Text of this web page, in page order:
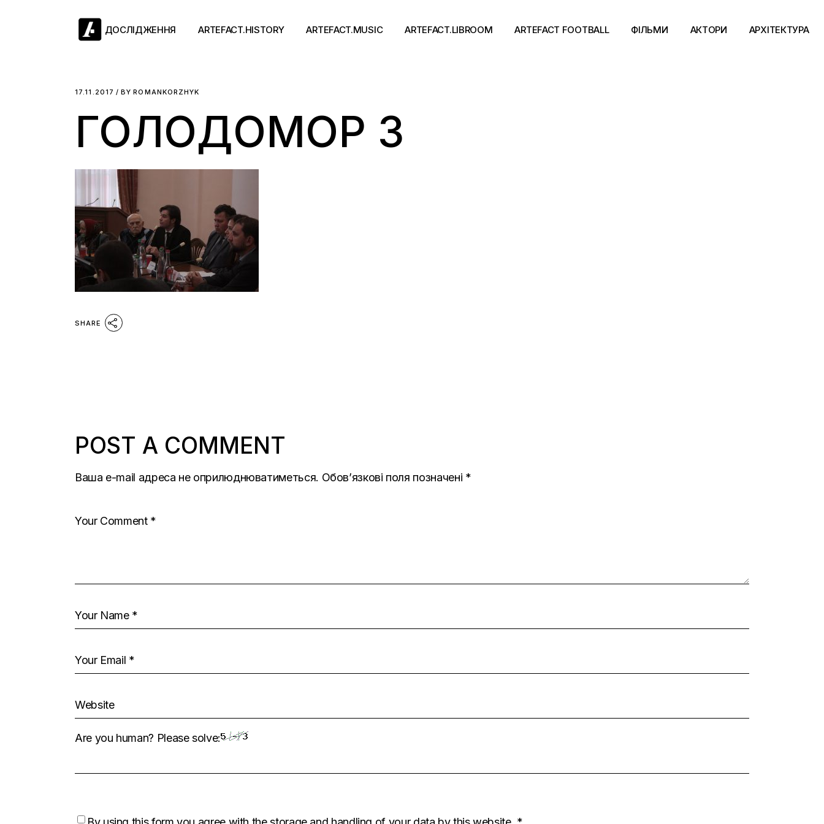
ДОСЛІДЖЕННЯ ARTEFACT.HISTORY
Античний двіж
Такі середні віки
Ранній модерн
Довге ХІХ століття
ARTEFACT.MUSIC
Альбоми
Концерти
ARTEFACT.LIBROOM ARTEFACT FOOTBALL ФІЛЬМИ АКТОРИ АРХІТЕКТУРА
17.11.2017 BY ROMANKORZHYK
ГОЛОДОМОР 3
SHARE
POST A COMMENT
Ваша e-mail адреса не оприлюднюватиметься. Обов’язкові поля позначені *
Are you human? Please solve: